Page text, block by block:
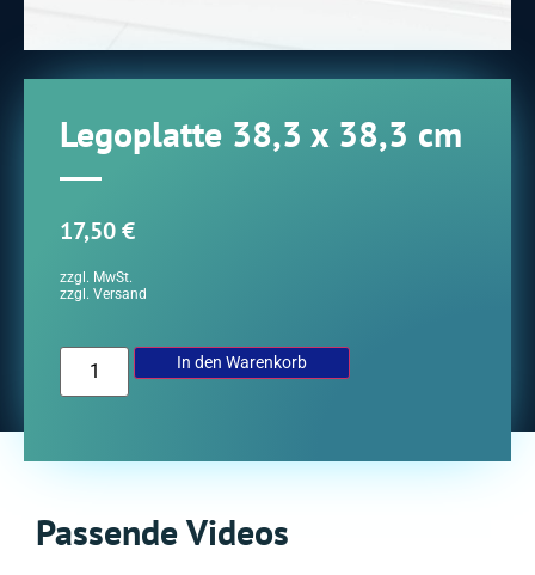
Legoplatte 38,3 x 38,3 cm
17,50€
zzgl. MwSt.
zzgl. Versand
In den Warenkorb
Passende Videos